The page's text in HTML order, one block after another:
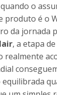
o
produto é o
da jornada
, a etapa
realmente